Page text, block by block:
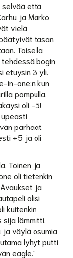
selvää että
ja Marko
vielä
tasan
Toisella
bogin
etuysin 3 yli.
in-one:n kun
pompulla.
oli -5!
parhaat
+5 ja oli
Toinen ja
oli tietenkin
ja
olisi
kuitenkin
lämmitti.
ja väylä osumia
lyhyt putti
eagle.'